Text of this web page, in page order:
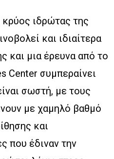
κρύος ιδρώτας της
και ιδιαίτερα
και μια έρευνα από το
Center συμπεραίνει
σωστή, με τους
με χαμηλό βαθμό
και
που έδιναν την